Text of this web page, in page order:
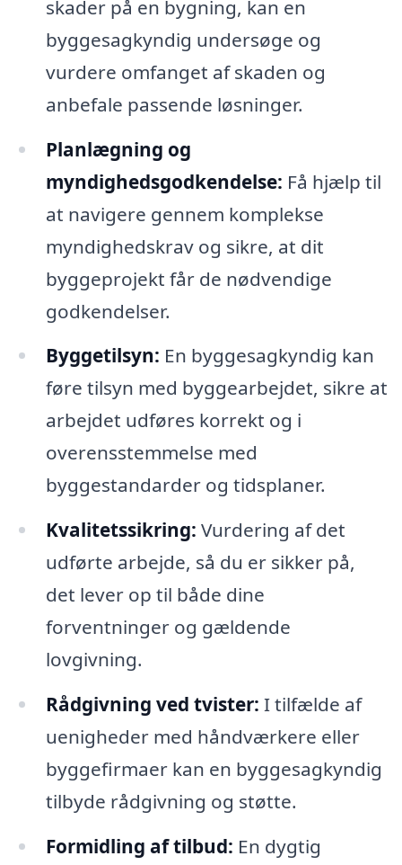
skader på en bygning, kan en
byggesagkyndig undersøge og
vurdere omfanget af skaden og
anbefale passende løsninger.
Planlægning og
myndighedsgodkendelse: Få hjælp til
at navigere gennem komplekse
myndighedskrav og sikre, at dit
byggeprojekt får de nødvendige
godkendelser.
Byggetilsyn: En byggesagkyndig kan
føre tilsyn med byggearbejdet, sikre at
arbejdet udføres korrekt og i
overensstemmelse med
byggestandarder og tidsplaner.
Kvalitetssikring: Vurdering af det
udførte arbejde, så du er sikker på,
det lever op til både dine
forventninger og gældende
lovgivning.
Rådgivning ved tvister: I tilfælde af
uenigheder med håndværkere eller
byggefirmaer kan en byggesagkyndig
tilbyde rådgivning og støtte.
Formidling af tilbud: En dygtig